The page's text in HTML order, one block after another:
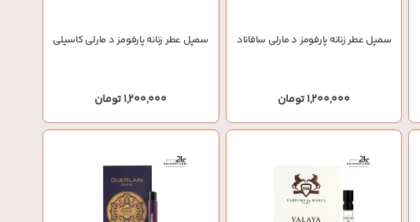
سمپل عطر زنانه پارفومز د مارلی سافاناد
1,200,000 تومان
سمپل عطر زنانه پارفومز د مارلی کاسیلی
1,200,000 تومان